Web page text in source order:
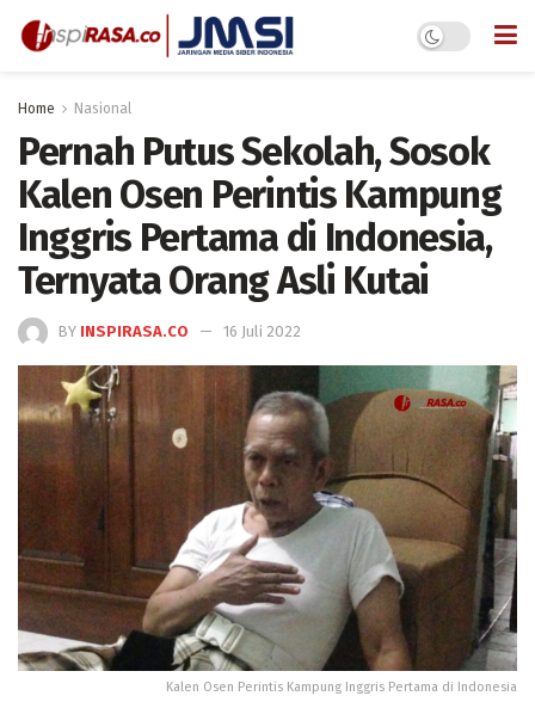
Home Nasional
Pernah Putus Sekolah, Sosok
Kalen Osen Perintis Kampung
Inggris Pertama di Indonesia,
Ternyata Orang Asli Kutai
BY INSPIRASA.CO 16 Juli 2022
Kalen Osen Perintis Kampung Inggris Pertama di Indonesia